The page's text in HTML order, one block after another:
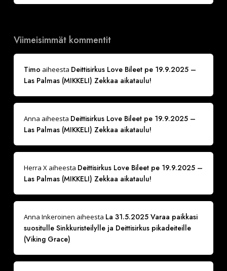
Viimeisimmät kommentit
Timo aiheesta Deittisirkus Love Bileet pe 19.9.2025 –
Las Palmas (MIKKELI) Zekkaa aikataulu!
Anna aiheesta Deittisirkus Love Bileet pe 19.9.2025 –
Las Palmas (MIKKELI) Zekkaa aikataulu!
Herra Xaiheesta Deittisirkus Love Bileet pe 19.9.2025 –
Las Palmas (MIKKELI) Zekkaa aikataulu!
Anna Inkeroinen aiheesta La 31.5.2025 Varaa paikkasi
suositulle Sinkkuristeilylle ja Deittisirkus pikadeiteille
(Viking Grace)